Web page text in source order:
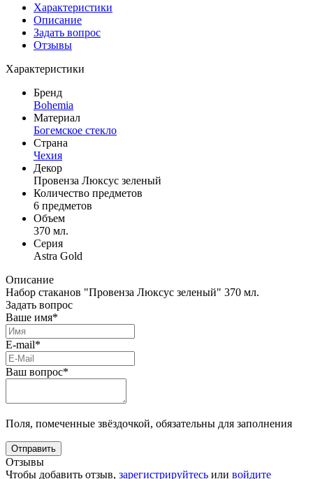
Характеристики
Описание
Задать вопрос
Отзывы
Характеристики
Бренд
Bohemia
Материал
Богемское стекло
Страна
Чехия
Декор
Провенза Люксус зеленый
Количество предметов
6 предметов
Объем
370 мл.
Серия
Astra Gold
Описание
Набор стаканов "Провенза Люксуc зеленый" 370 мл.
Задать вопрос
Ваше имя*
E-mail*
Ваш вопрос*
Поля, помеченные звёздочкой, обязательны для заполнения
Отзывы
Чтобы добавить отзыв, зарегистрируйтесь или войдите